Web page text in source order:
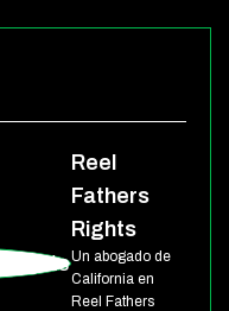
Reel
Fathers
Rights
Un abogado de
California en
Reel Fathers